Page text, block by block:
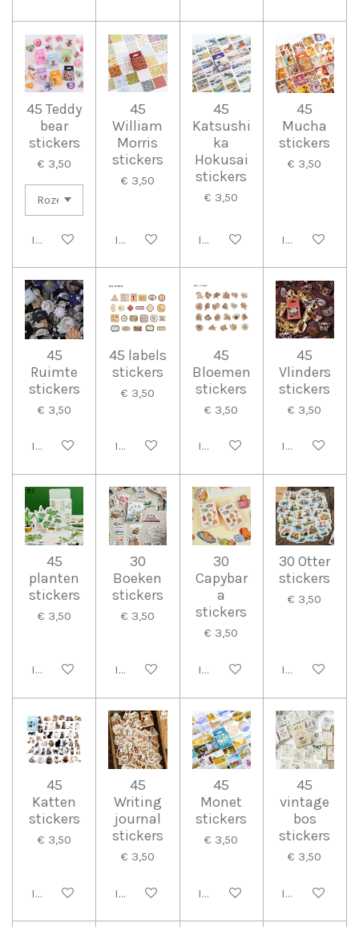
45 Teddy
bear
stickers
€ 3,50
In winkelwagen
45
William
Morris
stickers
€ 3,50
In winkelwagen
45
Katsushi
ka
Hokusai
stickers
€ 3,50
In winkelwagen
45
Mucha
stickers
€ 3,50
In
45
Ruimte
stickers
€ 3,50
In winkelwagen
45 labels
stickers
€ 3,50
In winkelwagen
45
Bloemen
stickers
€ 3,50
In winkelwagen
45
Vlinders
stickers
€ 3,50
In
45
planten
stickers
€ 3,50
In winkelwagen
30
Boeken
stickers
€ 3,50
In winkelwagen
30
Capybar
a
stickers
€ 3,50
In winkelwagen
30 Otter
stickers
€ 3,50
In
45
Katten
stickers
€ 3,50
In winkelwagen
45
Writing
journal
stickers
€ 3,50
In winkelwagen
45
Monet
stickers
€ 3,50
In winkelwagen
45
vintage
bos
stickers
€ 3,50
In